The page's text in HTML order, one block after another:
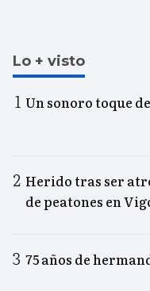
Lo + visto
Un sonoro toque
Herido tras ser
de peatones en
75 años de